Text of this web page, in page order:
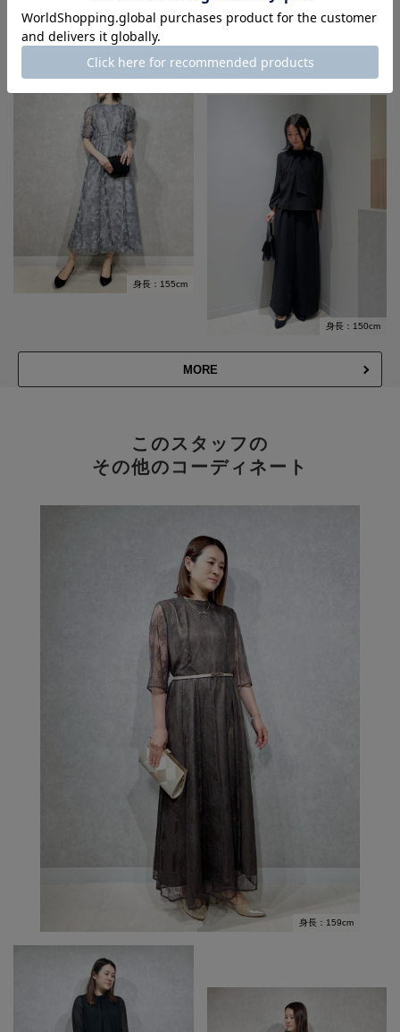
身長：163cm
身長：155cm
身長：150cm
MORE
このスタッフの
その他のコーディネート
身長：159cm